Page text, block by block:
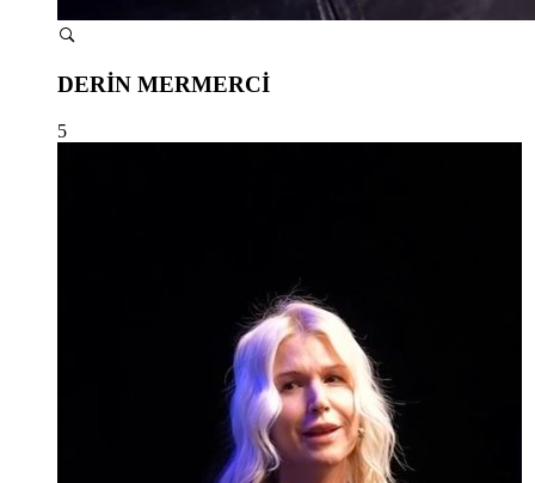
DERİN MERMERCİ
5